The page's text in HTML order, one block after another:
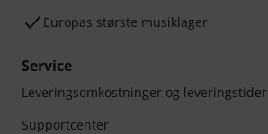
Europas største musiklager
Service
Leveringsomkostninger og leveringstider
Supportcenter